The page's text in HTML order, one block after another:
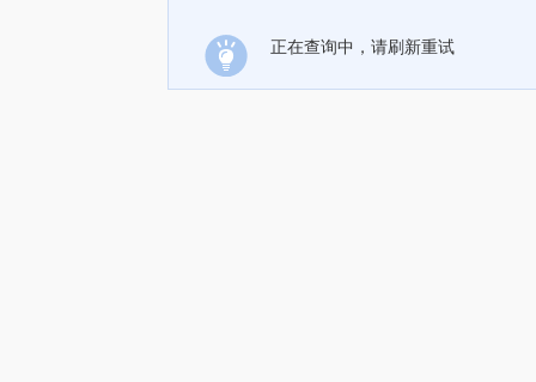
正在查询中，请刷新重试